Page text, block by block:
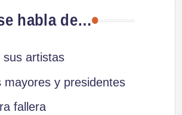
habla de…
sus artistas
mayores y presidentes
fallera